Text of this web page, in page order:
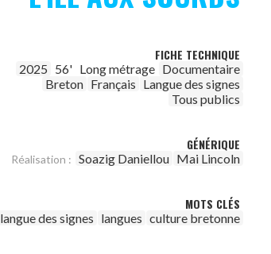
FICHE TECHNIQUE
2025 56' Long métrage Documentaire
Breton Français Langue des signes
Tous publics
GÉNÉRIQUE
Réalisation : Soazig Daniellou Mai Lincoln
MOTS CLÉS
langue des signes langues culture bretonne